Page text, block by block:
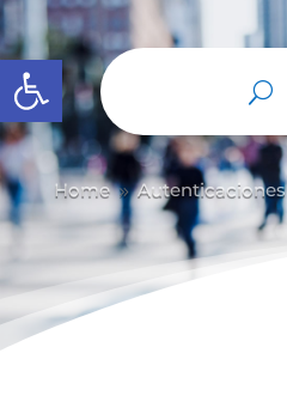
Abrir barra de herramientas
Home 9 Autenticaciones